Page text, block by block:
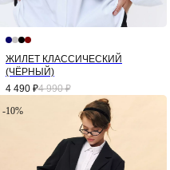
ЖИЛЕТ КЛАССИЧЕСКИЙ
(ЧЁРНЫЙ)
4 490 ₽4 990 ₽
-10%